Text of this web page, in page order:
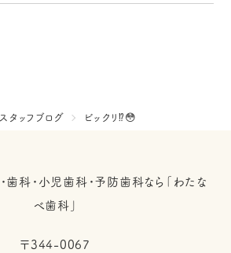
スタッフブログ ビックリ⁉️😳
〒344-0067